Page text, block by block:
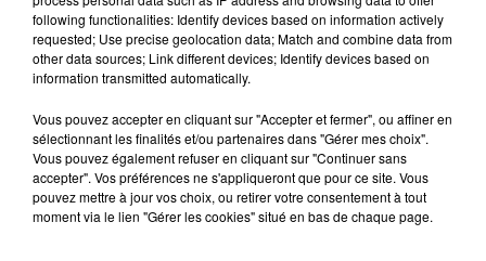
les ambitions d'un...
À quelques semaines de la première édition de
Stars'Terre, organisée du 18 au 20 septembre 2026 au
LES JEUX Voir plus
following functionalities: Identify devices based on information actively
requested; Use precise geolocation data; Match and combine data from
other data sources; Link different devices; Identify devices based on
information transmitted automatically.
Vous pouvez accepter en cliquant sur "Accepter et fermer", ou affiner en
sélectionnant les finalités et/ou partenaires dans "Gérer mes choix".
Vous pouvez également refuser en cliquant sur "Continuer sans
accepter". Vos préférences ne s'appliqueront que pour ce site. Vous
pouvez mettre à jour vos choix, ou retirer votre consentement à tout
moment via le lien "Gérer les cookies" situé en bas de chaque page.